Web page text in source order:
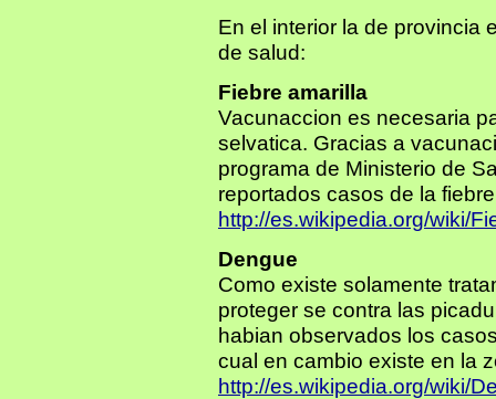
En el interior la de provincia
de salud:
Fiebre amarilla
Vacunaccion es necesaria
selvatica. Gracias a
programa de Ministerio de
reportados casos de la
http://es.wikipedia.org/wiki/
Dengue
Como existe solamente
proteger se contra las
habian observados los
cual en cambio existe en la
http://es.wikipedia.org/wiki/